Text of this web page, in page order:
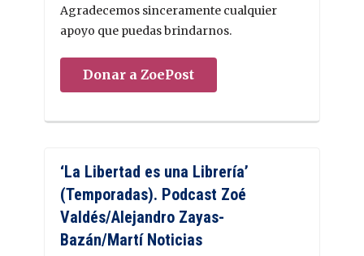
Agradecemos sinceramente cualquier
apoyo que puedas brindarnos.
Donar a ZoePost
‘La Libertad es una Librería’
(Temporadas). Podcast Zoé
Valdés/Alejandro Zayas-
Bazán/Martí Noticias